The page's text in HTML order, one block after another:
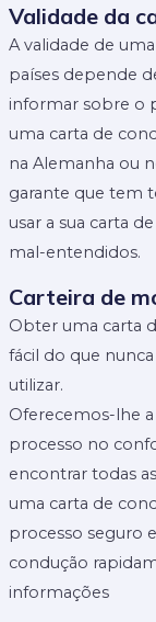
Validade da
A validade de
países depende
informar sobre o
uma carta de
na Alemanha ou
garante que tem
usar a sua carta
mal-entendidos.
Carteira de
Obter uma carta
fácil do que
utilizar.
Oferecemos-lhe
processo no
encontrar todas
uma carta de
processo seguro
condução
informações